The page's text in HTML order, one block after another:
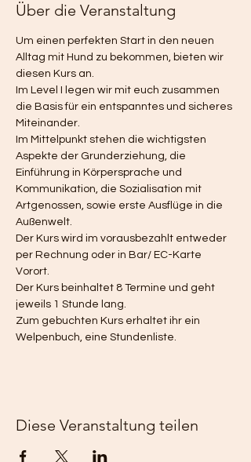
Über die Veranstaltung
Um einen perfekten Start in den neuen
Alltag mit Hund zu bekommen, bieten wir
diesen Kurs an.
Im Level I legen wir mit euch zusammen
die Basis für ein entspanntes und sicheres
Miteinander.
Im Mittelpunkt stehen die wichtigsten
Aspekte der Grunderziehung, die
Einführung in Körpersprache und
Kommunikation, die Sozialisation mit
Artgenossen, sowie erste Ausflüge in die
Außenwelt.
Der Kurs wird im vorausbezahlt entweder
per Rechnung oder in Bar/ EC-Karte
Vorort.
Der Kurs beinhaltet 8 Termine und geht
jeweils 1 Stunde lang.
Zum gebuchten Kurs erhaltet ihr ein
Welpenbuch, eine Stundenliste.
Diese Veranstaltung teilen